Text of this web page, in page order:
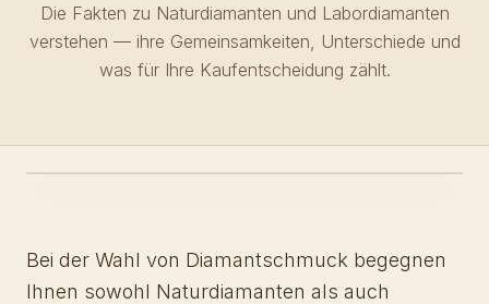
Die Fakten zu Naturdiamanten und Labordiamanten
verstehen — ihre Gemeinsamkeiten, Unterschiede und
was für Ihre Kaufentscheidung zählt.
Bei der Wahl von Diamantschmuck begegnen
Ihnen sowohl Naturdiamanten als auch